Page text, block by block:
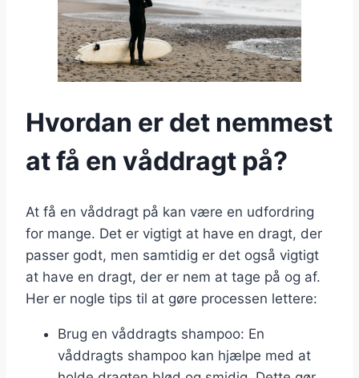
Hvordan er det nemmest
at få en våddragt på?
At få en våddragt på kan være en udfordring
for mange. Det er vigtigt at have en dragt, der
passer godt, men samtidig er det også vigtigt
at have en dragt, der er nem at tage på og af.
Her er nogle tips til at gøre processen lettere:
Brug en våddragts shampoo: En
våddragts shampoo kan hjælpe med at